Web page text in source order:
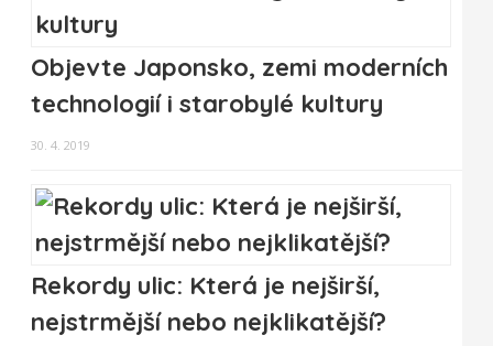
Objevte Japonsko, zemi moderních
technologií i starobylé kultury
30. 4. 2019
Rekordy ulic: Která je nejširší,
nejstrmější nebo nejklikatější?